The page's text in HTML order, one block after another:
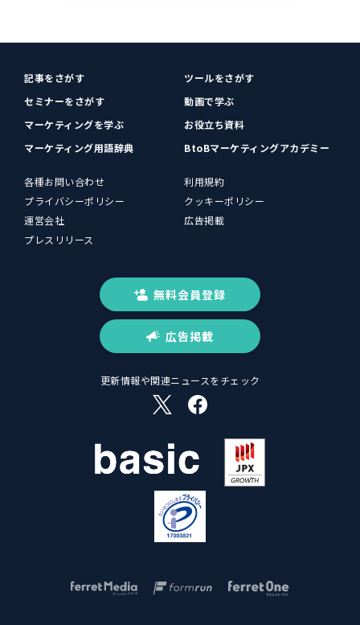
記事をさがす
ツールをさがす
セミナーをさがす
動画で学ぶ
マーケティングを学ぶ
お役立ち資料
マーケティング用語辞典
BtoBマーケティングアカデミー
各種お問い合わせ
利用規約
プライバシーポリシー
クッキーポリシー
運営会社
広告掲載
プレスリリース
無料会員登録
広告掲載
更新情報や関連ニュースをチェック